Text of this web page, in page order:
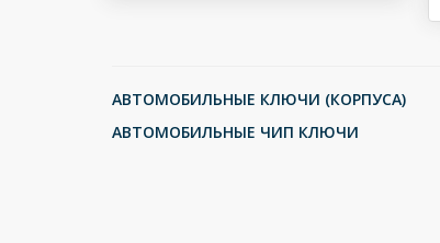
АВТОМОБИЛЬНЫЕ КЛЮЧИ (КОРПУСА)
АВТОМОБИЛЬНЫЕ ЧИП КЛЮЧИ